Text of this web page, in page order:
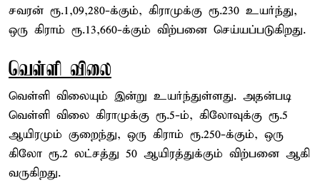
சவரன் ரூ.1,09,280-க்கும், கிராமுக்கு ரூ.230 உயர்ந்து,
ஒரு கிராம் ரூ.13,660-க்கும் விற்பனை செய்யப்படுகிறது.
வெள்ளி விலை
வெள்ளி விலையும் இன்று உயர்ந்துள்ளது. அதன்படி
வெள்ளி விலை கிராமுக்கு ரூ.5-ம், கிலோவுக்கு ரூ.5
ஆயிரமும் குறைந்து, ஒரு கிராம் ரூ.250-க்கும், ஒரு
கிலோ ரூ.2 லட்சத்து 50 ஆயிரத்துக்கும் விற்பனை ஆகி
வருகிறது.